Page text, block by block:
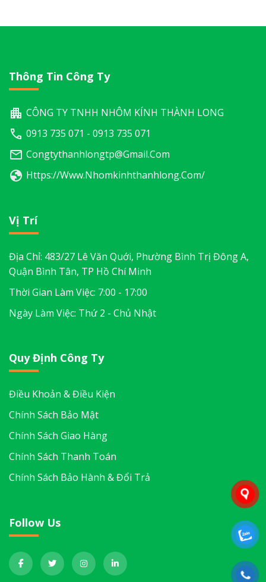
Thông Tin Công Ty
CÔNG TY TNHH NHÔM KÍNH THÀNH LONG
0913 735 071 - 0913 735 071
Congtythanhlongtp@gmail.com
Https://www.nhomkinhthanhlong.com/
Vị Trí
Địa Chỉ: 483/27 Lê Văn Quới, Phường Bình Trị Đông A,
Quận Bình Tân, TP Hồ Chí Minh
Thời Gian Làm Việc: 7:00 - 17:00
Ngày Làm Việc: Thứ 2 - Chủ Nhật
Quy Định Công Ty
Điều Khoản & Điều Kiện
Chính Sách Bảo Mật
Chính Sách Giao Hàng
Chính Sách Thanh Toán
Chính Sách Bảo Hành & Đổi Trả
Follow Us